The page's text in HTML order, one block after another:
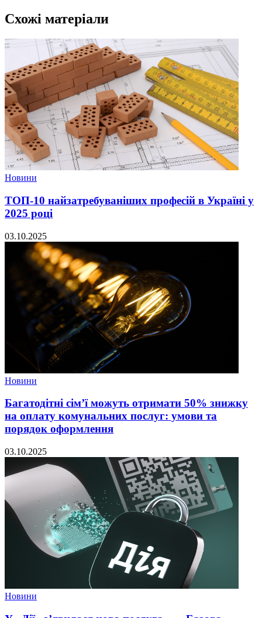
Схожі матеріали
Новини
ТОП-10 найзатребуваніших професій в Україні у
2025 році
03.10.2025
Новини
Багатодітні сім’ї можуть отримати 50% знижку
на оплату комунальних послуг: умови та
порядок оформлення
03.10.2025
Новини